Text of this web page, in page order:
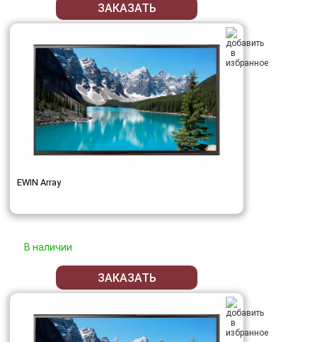
ЗАКАЗАТЬ
EWIN Array
В наличии
ЗАКАЗАТЬ